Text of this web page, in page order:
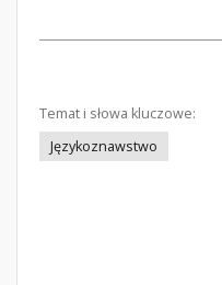
Temat i słowa kluczowe:
Językoznawstwo